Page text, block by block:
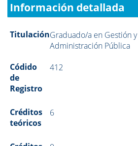
Información detallada
TitulaciónGraduado/a en Gestión y
Administración Pública
Códido
de
Registro
412
Créditos
teóricos
6